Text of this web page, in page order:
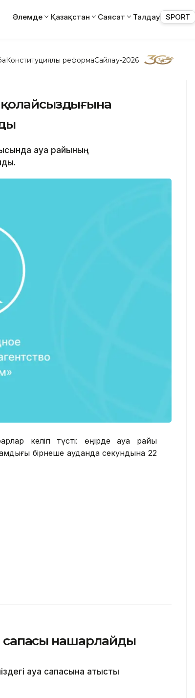
Әлемде Қазақстан Саясат Талдау SPORT
Конституциялық реформаСайлау-2026
ауа райының
келіп түсті: өңірде ауа райы
бірнеше ауданда секундына 22
сапасы нашарлайды
ауа сапасына қатысты